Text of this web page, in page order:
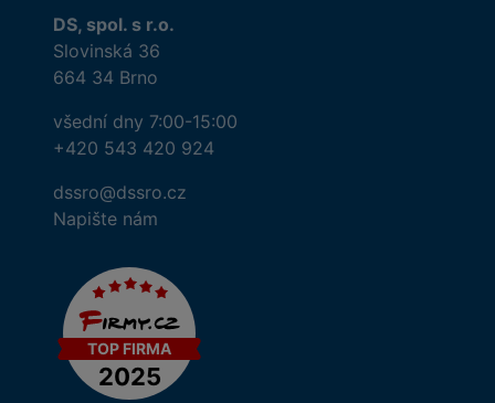
DS, spol. s r.o.
Slovinská 36
664 34 Brno
všední dny 7:00-15:00
+420 543 420 924
dssro@dssro.cz
Napište nám